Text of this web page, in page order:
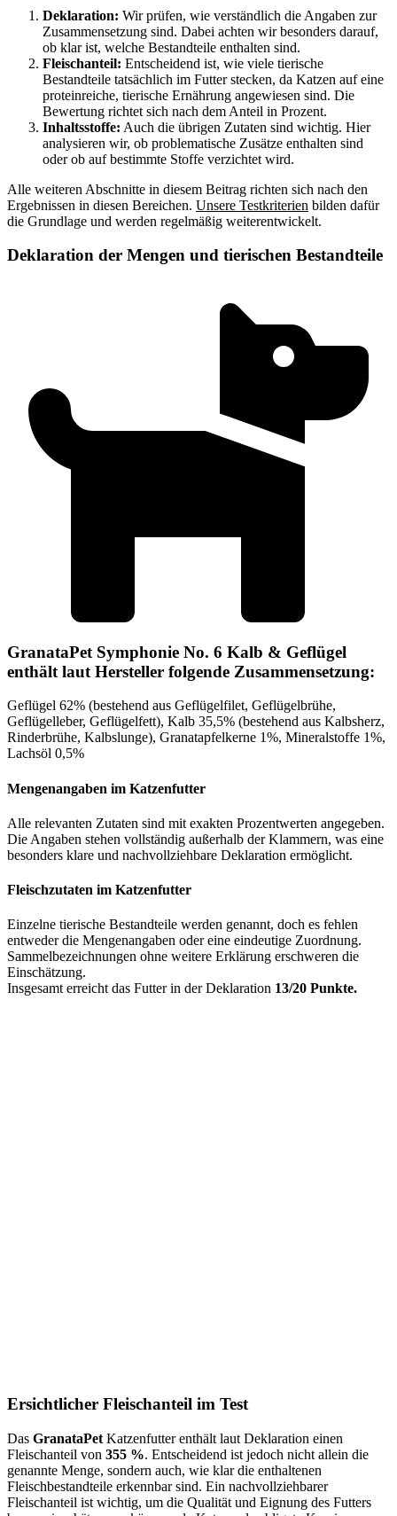
Deklaration: Wir prüfen, wie verständlich die Angaben zur
Zusammensetzung sind. Dabei achten wir besonders darauf,
ob klar ist, welche Bestandteile enthalten sind.
Fleischanteil: Entscheidend ist, wie viele tierische
Bestandteile tatsächlich im Futter stecken, da Katzen auf eine
proteinreiche, tierische Ernährung angewiesen sind. Die
Bewertung richtet sich nach dem Anteil in Prozent.
Inhaltsstoffe: Auch die übrigen Zutaten sind wichtig. Hier
analysieren wir, ob problematische Zusätze enthalten sind
oder ob auf bestimmte Stoffe verzichtet wird.
Alle weiteren Abschnitte in diesem Beitrag richten sich nach den
Ergebnissen in diesen Bereichen. Unsere Testkriterien bilden dafür
die Grundlage und werden regelmäßig weiterentwickelt.
Deklaration der Mengen und tierischen Bestandteile
GranataPet Symphonie No. 6 Kalb & Geflügel
enthält laut Hersteller folgende Zusammensetzung:
Geflügel 62% (bestehend aus Geflügelfilet, Geflügelbrühe,
Geflügelleber, Geflügelfett), Kalb 35,5% (bestehend aus Kalbsherz,
Rinderbrühe, Kalbslunge), Granatapfelkerne 1%, Mineralstoffe 1%,
Lachsöl 0,5%
Mengenangaben im Katzenfutter
Alle relevanten Zutaten sind mit exakten Prozentwerten angegeben.
Die Angaben stehen vollständig außerhalb der Klammern, was eine
besonders klare und nachvollziehbare Deklaration ermöglicht.
Fleischzutaten im Katzenfutter
Einzelne tierische Bestandteile werden genannt, doch es fehlen
entweder die Mengenangaben oder eine eindeutige Zuordnung.
Sammelbezeichnungen ohne weitere Erklärung erschweren die
Einschätzung.
Insgesamt erreicht das Futter in der Deklaration 13/20 Punkte.
Ersichtlicher Fleischanteil im Test
Das GranataPet Katzenfutter enthält laut Deklaration einen
Fleischanteil von 355 %. Entscheidend ist jedoch nicht allein die
genannte Menge, sondern auch, wie klar die enthaltenen
Fleischbestandteile erkennbar sind. Ein nachvollziehbarer
Fleischanteil ist wichtig, um die Qualität und Eignung des Futters